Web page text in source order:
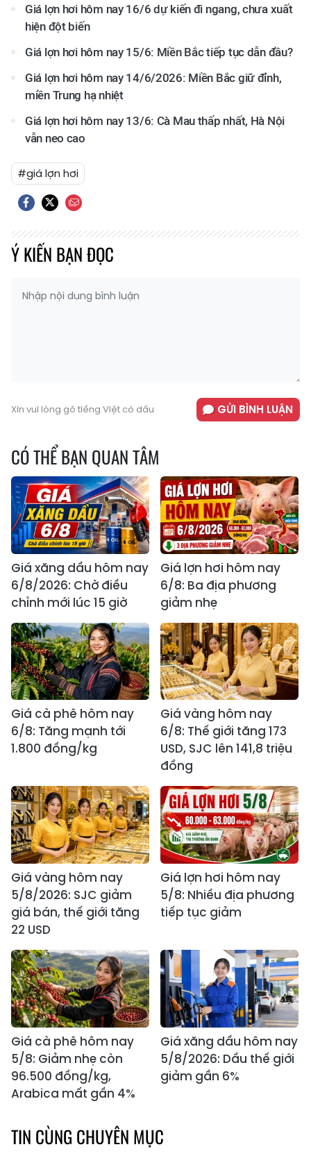
Giá lợn hơi hôm nay 16/6 dự kiến đi ngang, chưa xuất
hiện đột biến
Giá lợn hơi hôm nay 15/6: Miền Bắc tiếp tục dẫn đầu?
Giá lợn hơi hôm nay 14/6/2026: Miền Bắc giữ đỉnh,
miền Trung hạ nhiệt
Giá lợn hơi hôm nay 13/6: Cà Mau thấp nhất, Hà Nội
vẫn neo cao
#giá lợn hơi
Ý KIẾN BẠN ĐỌC
Xin vui lòng gõ tiếng Việt có dấu GỬI BÌNH LUẬN
CÓ THỂ BẠN QUAN TÂM
Giá xăng dầu hôm nay
6/8/2026: Chờ điều
chỉnh mới lúc 15 giờ
Giá lợn hơi hôm nay
6/8: Ba địa phương
giảm nhẹ
Giá cà phê hôm nay
6/8: Tăng mạnh tới
1.800 đồng/kg
Giá vàng hôm nay
6/8: Thế giới tăng 173
USD, SJC lên 141,8 triệu
đồng
Giá vàng hôm nay
5/8/2026: SJC giảm
giá bán, thế giới tăng
22 USD
Giá lợn hơi hôm nay
5/8: Nhiều địa phương
tiếp tục giảm
Giá cà phê hôm nay
5/8: Giảm nhẹ còn
96.500 đồng/kg,
Arabica mất gần 4%
Giá xăng dầu hôm nay
5/8/2026: Dầu thế giới
giảm gần 6%
TIN CÙNG CHUYÊN MỤC